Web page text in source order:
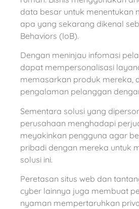
data besar untuk menentukan
apa yang sekarang dikenal
Behaviors (IoB).
Dengan meninjau infomasi
dapat mempersonalisasi
memasarkan produk mereka,
pengalaman pelanggan
Sementara solusi yang
perusahaan menghadapi
meyakinkan pengguna agar
pribadi dengan mereka untuk
solusi ini.
Peretasan situs web dan
cyber lainnya juga membuat
nyaman mempertaruhkan